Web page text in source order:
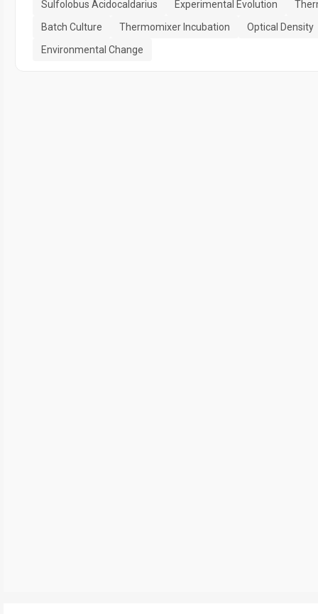
Sulfolobus Acidocaldarius Experimental Evolution
Batch Culture
Thermomixer Incubation
Optical Density
Environmental Change